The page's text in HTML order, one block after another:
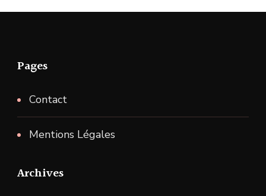
Pages
Contact
Mentions Légales
Archives